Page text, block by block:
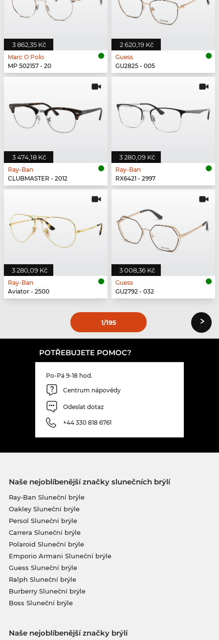
3 862,35 Kč
Marc O Polo
MP 502157 - 20
2 620,19 Kč
Guess
GU2825 - 005
3 474,18 Kč
Ray-Ban
CLUBMASTER - 2012
3 280,09 Kč
Ray-Ban
RX6421 - 2997
3 280,09 Kč
Ray-Ban
Aviator - 2500
3 008,36 Kč
Guess
GU2792 - 032
1/195 ›
POTŘEBUJETE POMOC?
Po-Pá 9-18 hod.
Centrum nápovědy
Odeslat dotaz
+44 330 818 6761
Naše nejoblíbenější značky slunečních brýlí
Ray-Ban Sluneční brýle
Oakley Sluneční brýle
Persol Sluneční brýle
Carrera Sluneční brýle
Polaroid Sluneční brýle
Emporio Armani Sluneční brýle
Guess Sluneční brýle
Ralph Sluneční brýle
Burberry Sluneční brýle
Boss Sluneční brýle
Naše nejoblíbenější značky brýlí